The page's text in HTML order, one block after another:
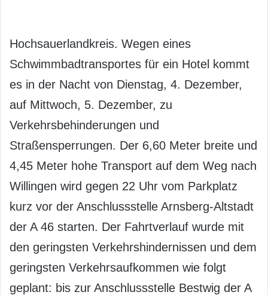
Hochsauerlandkreis. Wegen eines
Schwimmbadtransportes für ein Hotel kommt
es in der Nacht von Dienstag, 4. Dezember,
auf Mittwoch, 5. Dezember, zu
Verkehrsbehinderungen und
Straßensperrungen. Der 6,60 Meter breite und
4,45 Meter hohe Transport auf dem Weg nach
Willingen wird gegen 22 Uhr vom Parkplatz
kurz vor der Anschlussstelle Arnsberg-Altstadt
der A 46 starten. Der Fahrtverlauf wurde mit
den geringsten Verkehrshindernissen und dem
geringsten Verkehrsaufkommen wie folgt
geplant: bis zur Anschlussstelle Bestwig der A